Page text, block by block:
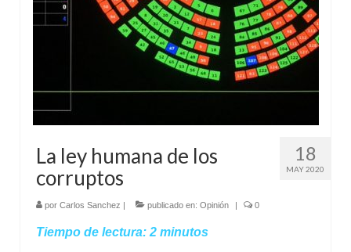
18
MAY 2020
La ley humana de los
corruptos
por Carlos Sanchez | publicado en: Opinión | 0
Tiempo de lectura: 2 minutos